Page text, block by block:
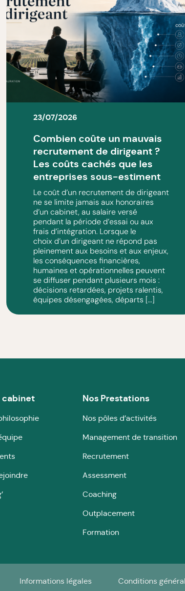
23/07/2026
Combien coûte un mauvais
recrutement de dirigeant ?
Les coûts cachés que les
entreprises sous-estiment
Le coût d’un recrutement de dirigeant
ne se limite jamais aux honoraires
d’un cabinet, au salaire versé
pendant la période d’essai ou aux
frais d’intégration. Lorsque le
choix d’un dirigeant ne répond pas
pleinement aux besoins et aux enjeux,
les conséquences financières,
humaines et opérationnelles peuvent
se diffuser pendant plusieurs mois :
décisions retardées, projets ralentis,
équipes désengagées, départs […]
cabinet Nos Prestations
Nos pôles d’activités
Management de transition
Recrutement
Assessment
Coaching
Outplacement
Formation
Informations légales Conditions